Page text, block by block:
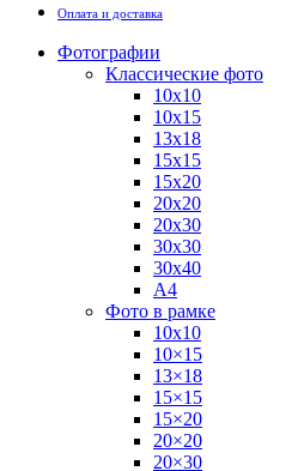
Оплата и доставка
Фотографии
Классические фото
10х10
10х15
13х18
15х15
15х20
20х20
20х30
30х30
30х40
А4
Фото в рамке
10х10
10×15
13×18
15×15
15×20
20×20
20×30